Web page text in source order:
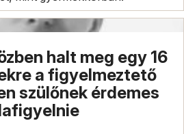
halt meg egy 16
a figyelmeztető
szülőnek érdemes